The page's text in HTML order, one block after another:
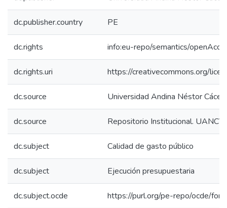
dc.publisher.country PE
dc.rights info:eu-repo/semantics/
dc.rights.uri https://creativecommons.org/
dc.source Universidad Andina Néstor
dc.source Repositorio Institucional. UANCV
dc.subject Calidad de gasto público
dc.subject Ejecución presupuestaria
dc.subject.ocde https://purl.org/pe-repo/ocde/